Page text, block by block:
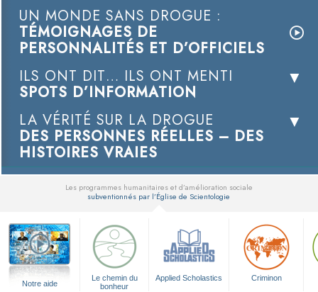
UN MONDE SANS DROGUE :
TÉMOIGNAGES DE
PERSONNALITÉS ET D’OFFICIELS
ILS ONT DIT… ILS ONT MENTI
SPOTS D’INFORMATION
LA VÉRITÉ SUR LA DROGUE
DES PERSONNES RÉELLES – DES
HISTOIRES VRAIES
Les programmes humanitaires et d’amélioration sociale
subventionnés par l’Église de Scientologie
Notre aide
Le chemin du
bonheur
Applied Scholastics Criminon